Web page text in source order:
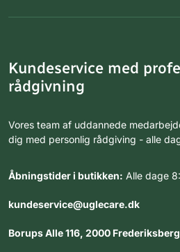
Kundeservice med
rådgivning
Vores team af uddannede
dig med personlig rådgiving - alle
Åbningstider i butikken: Alle dage
kundeservice@uglecare.dk
Borups Alle 116, 2000 Frederiksberg